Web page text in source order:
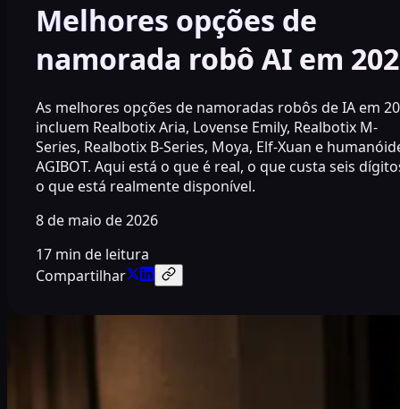
Melhores opções de
namorada robô AI em
As melhores opções de namoradas robôs de IA em
incluem Realbotix Aria, Lovense Emily, Realbotix M-
Series, Realbotix B-Series, Moya, Elf-Xuan e
AGIBOT. Aqui está o que é real, o que custa seis
o que está realmente disponível.
8 de maio de 2026
17 min de leitura
Compartilhar